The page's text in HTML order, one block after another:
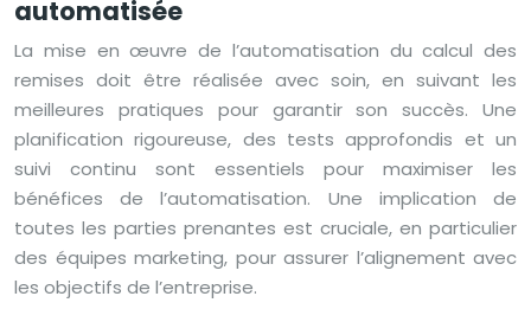
automatisée
La mise en œuvre de l’automatisation du calcul des
remises doit être réalisée avec soin, en suivant les
meilleures pratiques pour garantir son succès. Une
planification rigoureuse, des tests approfondis et un
suivi continu sont essentiels pour maximiser les
bénéfices de l’automatisation. Une implication de
toutes les parties prenantes est cruciale, en particulier
des équipes marketing, pour assurer l’alignement avec
les objectifs de l’entreprise.